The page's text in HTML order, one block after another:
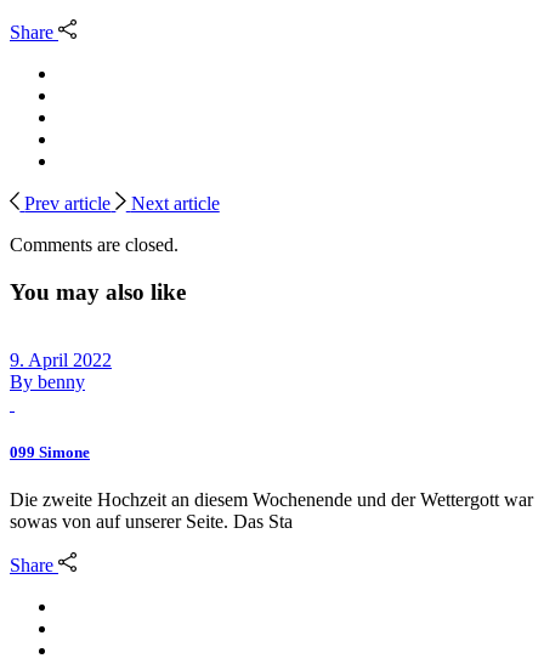
Share
Prev article
Next article
Comments are closed.
You may also like
9. April 2022
By benny
099 Simone
Die zweite Hochzeit an diesem Wochenende und der Wettergott war
sowas von auf unserer Seite. Das Sta
Share